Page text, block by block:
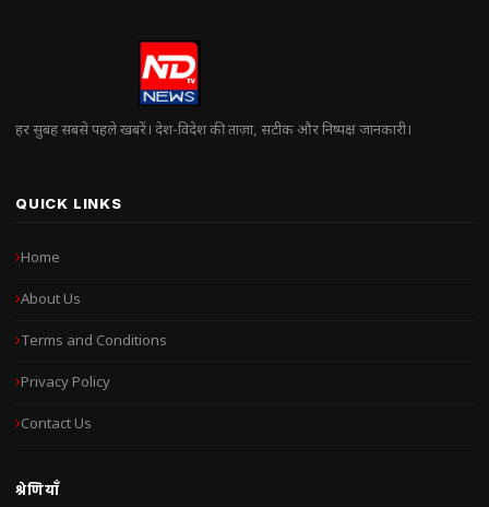
हर सुबह सबसे पहले खबरें। देश-विदेश की ताज़ा, सटीक और निष्पक्ष जानकारी।
QUICK LINKS
Home
About Us
Terms and Conditions
Privacy Policy
Contact Us
श्रेणियाँ